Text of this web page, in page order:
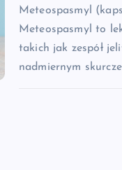
Meteospasmyl
Meteospasmyl to
takich jak zespół
nadmiernym